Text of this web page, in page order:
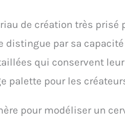
de création très
distingue par sa
qui conservent
palette pour les
pour modéliser un